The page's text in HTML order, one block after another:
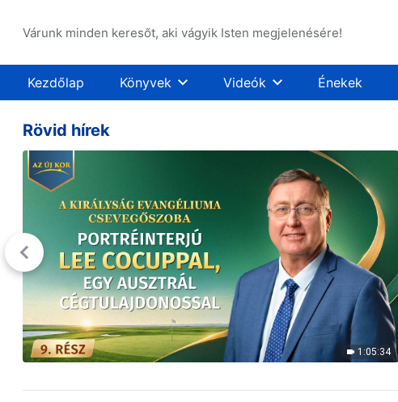
Várunk minden keresőt, aki vágyik Isten megjelenésére!
Kezdőlap Könyvek Videók Énekek
Rövid hírek
1:05:34